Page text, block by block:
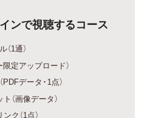
インで視聴するコース
1通）
定アップロード）
データ・1点）
（画像データ）
ク（1点）